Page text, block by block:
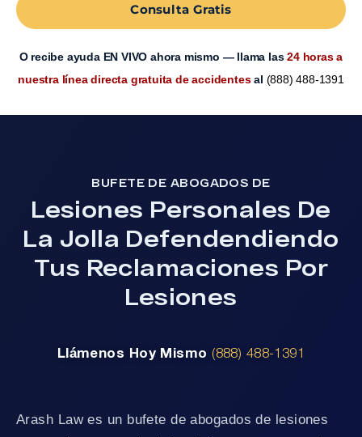
Consulta Gratis
O recibe ayuda EN VIVO ahora mismo — llama las24 horas a
nuestra línea directa gratuita de accidentesal (888) 488-1391
BUFETE DE ABOGADOS DE
Lesiones Personales De
La Jolla Defendendiendo
Tus Reclamaciones Por
Lesiones
Llámenos Hoy Mismo(888) 488-1391
Arash Law es un bufete de abogados de lesiones